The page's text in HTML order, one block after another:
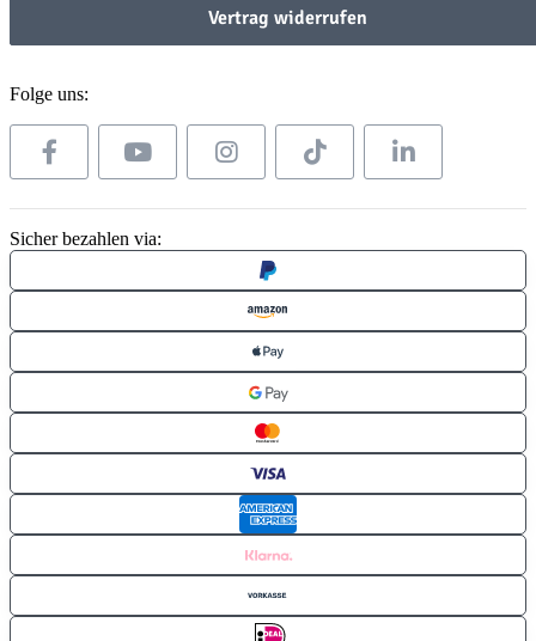
Vertrag widerrufen
Folge uns:
Sicher bezahlen via: